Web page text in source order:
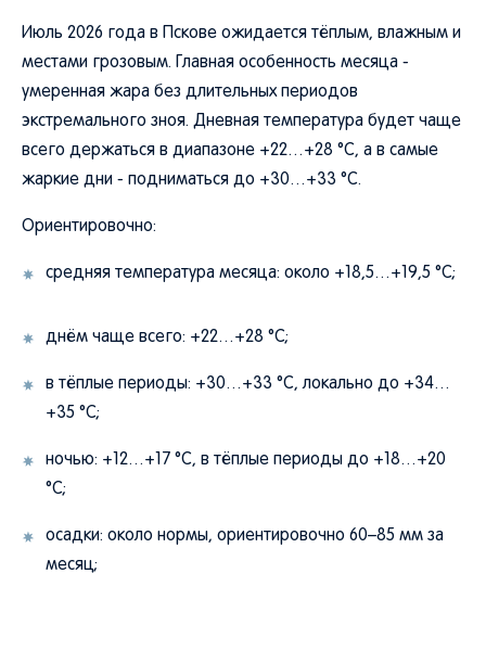
Июль 2026 года в Пскове ожидается тёплым, влажным и
местами грозовым. Главная особенность месяца -
умеренная жара без длительных периодов
экстремального зноя. Дневная температура будет чаще
всего держаться в диапазоне +22…+28 °C, а в самые
жаркие дни - подниматься до +30…+33 °C.
Ориентировочно:
средняя температура месяца: около +18,5…+19,5 °C;
днём чаще всего: +22…+28 °C;
в тёплые периоды: +30…+33 °C, локально до +34…
+35 °C;
ночью: +12…+17 °C, в тёплые периоды до +18…+20
°C;
осадки: около нормы, ориентировочно 60–85 мм за
месяц;